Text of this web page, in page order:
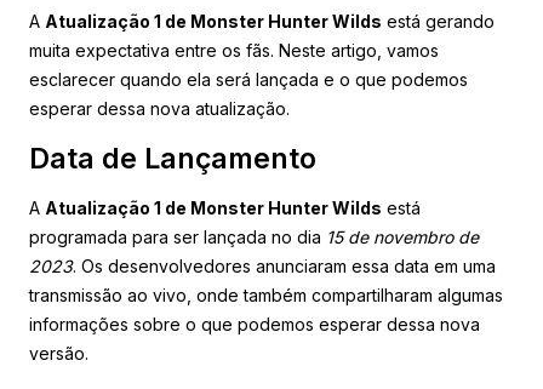
A Atualização 1 de Monster Hunter Wilds está gerando
muita expectativa entre os fãs. Neste artigo, vamos
esclarecer quando ela será lançada e o que podemos
esperar dessa nova atualização.
Data de Lançamento
A Atualização 1 de Monster Hunter Wilds está
programada para ser lançada no dia 15 de novembro de
2023. Os desenvolvedores anunciaram essa data em uma
transmissão ao vivo, onde também compartilharam algumas
informações sobre o que podemos esperar dessa nova
versão.